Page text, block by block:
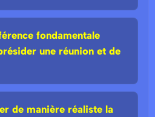
fondamentale
une réunion et de
de manière réaliste la